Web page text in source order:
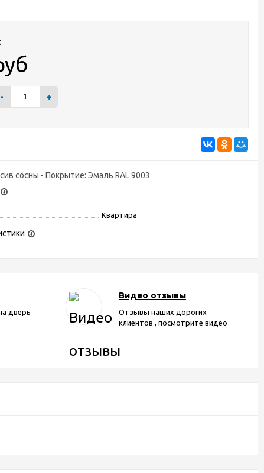
- +
сосны - Покрытие: Эмаль RAL 9003
Квартира
дверь
Видео отзывы
Отзывы наших дорогих
клиентов , посмотрите видео